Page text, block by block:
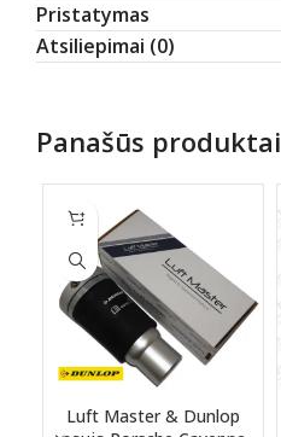
Pristatymas
Atsiliepimai (0)
Panašūs produktai
Luft Master & Dunlop